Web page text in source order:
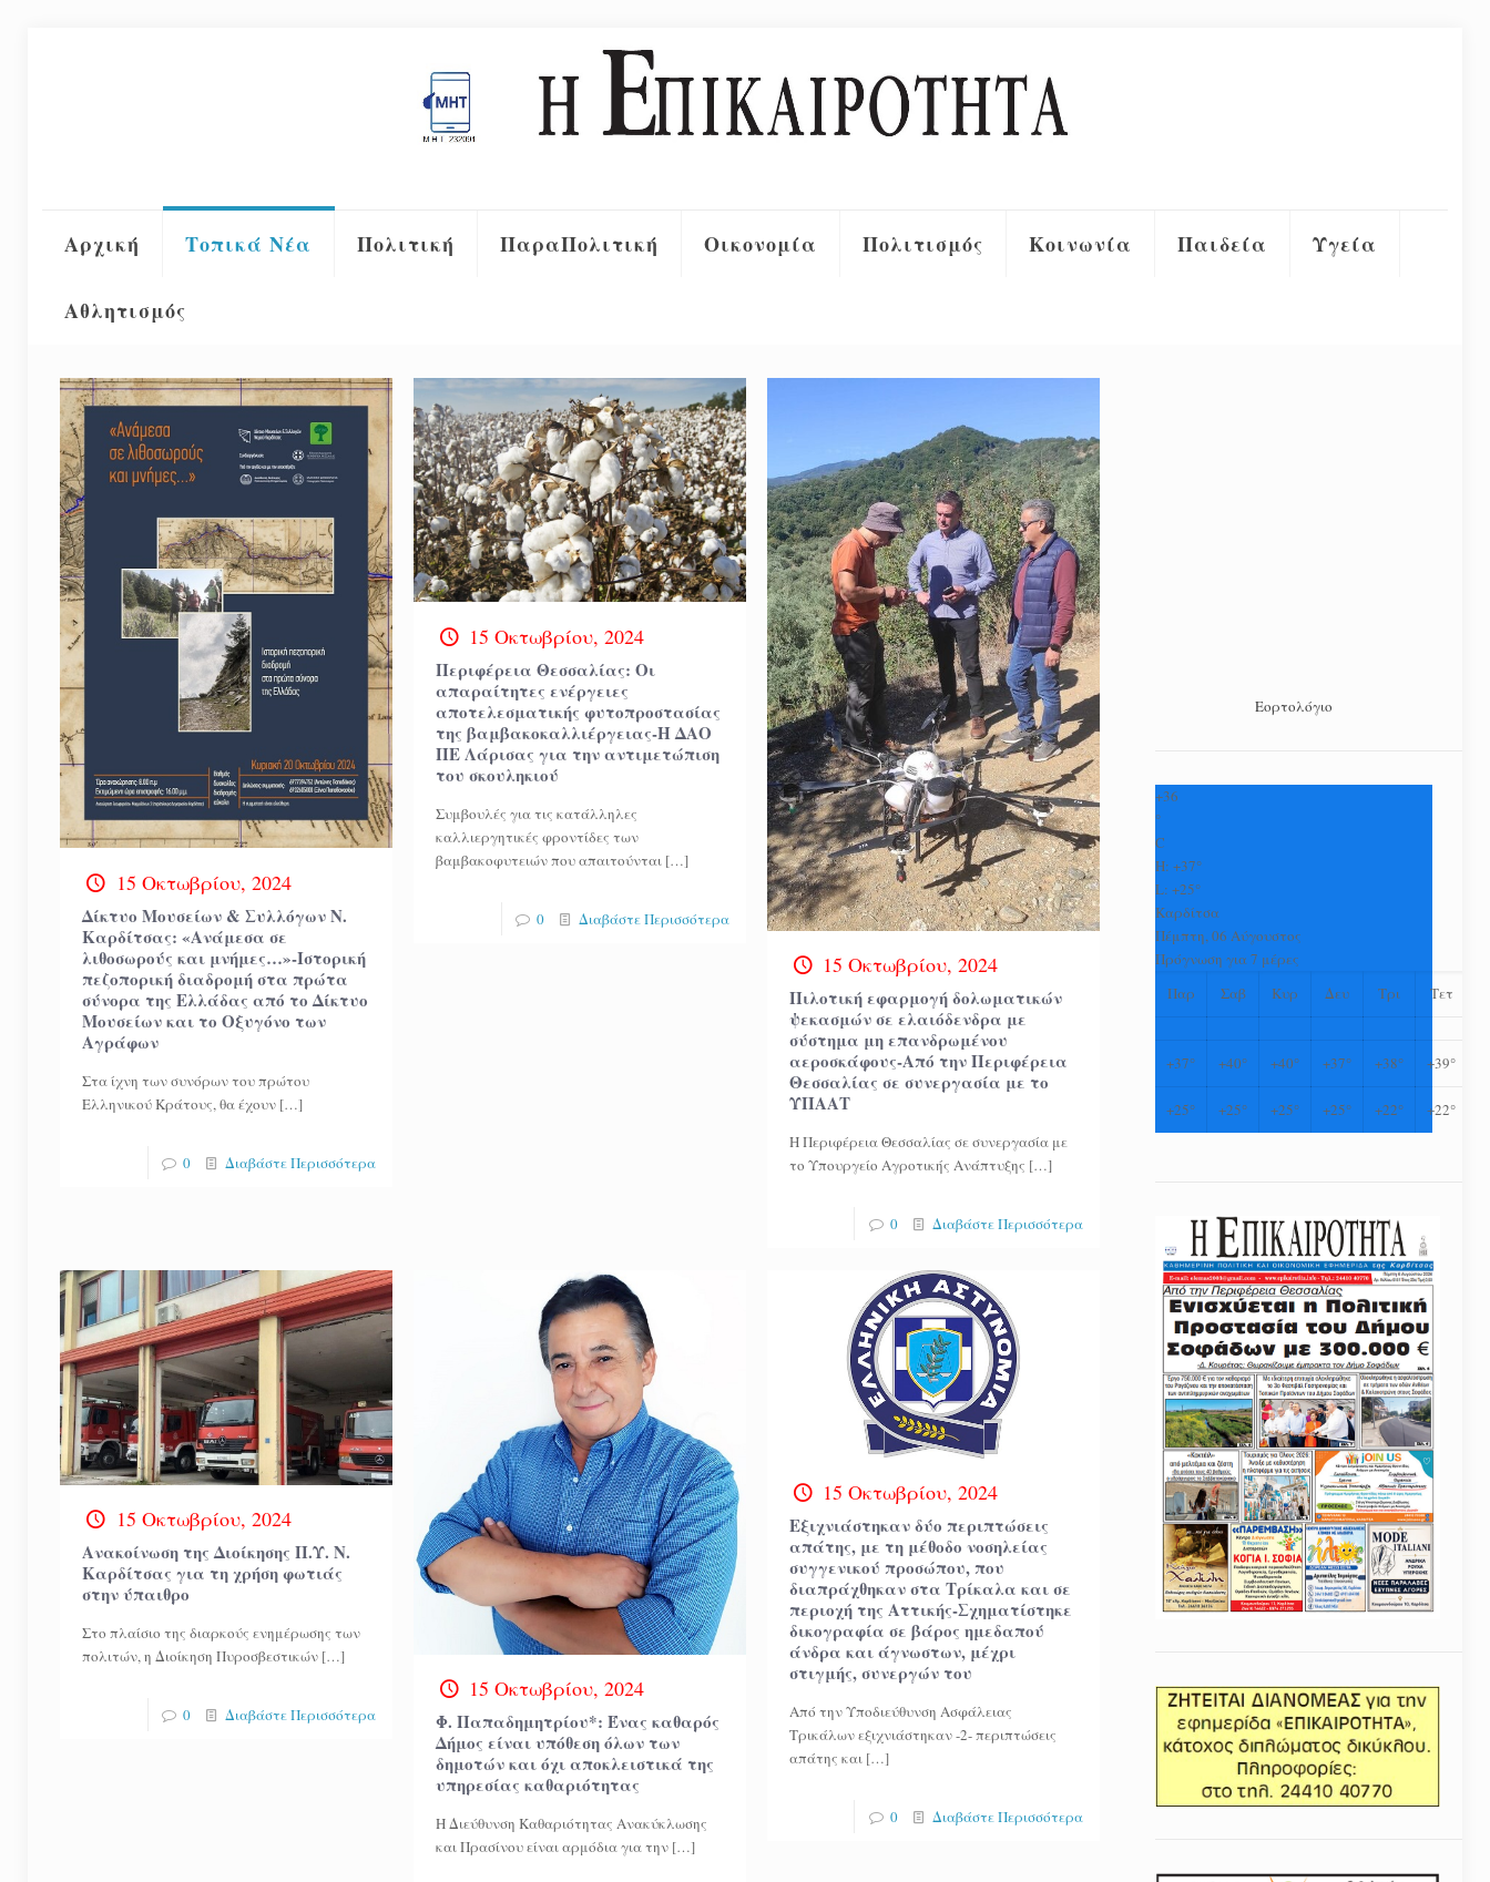
Αρχική Τοπικά Νέα Πολιτική ΠαραΠολιτική Οικονομία Πολιτισμός Κοινωνία Παιδεία Υγεία
Αθλητισμός
15 Οκτωβρίου, 2024
Δίκτυο Μουσείων & Συλλόγων Ν.
Καρδίτσας: «Ανάμεσα σε
λιθοσωρούς και μνήμες…»-Ιστορική
πεζοπορική διαδρομή στα πρώτα
σύνορα της Ελλάδας από το Δίκτυο
Μουσείων και το Οξυγόνο των
Αγράφων
Στα ίχνη των συνόρων του πρώτου
Ελληνικού Κράτους, θα έχουν […]
0 Διαβάστε Περισσότερα
15 Οκτωβρίου, 2024
Περιφέρεια Θεσσαλίας: Οι
απαραίτητες ενέργειες
αποτελεσματικής φυτοπροστασίας
της βαμβακοκαλλιέργειας-Η ΔΑΟ
ΠΕ Λάρισας για την αντιμετώπιση
του σκουληκιού
Συμβουλές για τις κατάλληλες
καλλιεργητικές φροντίδες των
βαμβακοφυτειών που απαιτούνται […]
0 Διαβάστε Περισσότερα
15 Οκτωβρίου, 2024
Πιλοτική εφαρμογή δολωματικών
ψεκασμών σε ελαιόδενδρα με
σύστημα μη επανδρωμένου
αεροσκάφους-Από την Περιφέρεια
Θεσσαλίας σε συνεργασία με το
ΥΠΑΑΤ
Η Περιφέρεια Θεσσαλίας σε συνεργασία με
το Υπουργείο Αγροτικής Ανάπτυξης […]
0 Διαβάστε Περισσότερα
15 Οκτωβρίου, 2024
Ανακοίνωση της Διοίκησης Π.Υ. Ν.
Καρδίτσας για τη χρήση φωτιάς
στην ύπαιθρο
Στο πλαίσιο της διαρκούς ενημέρωσης των
πολιτών, η Διοίκηση Πυροσβεστικών […]
0 Διαβάστε Περισσότερα
15 Οκτωβρίου, 2024
Φ. Παπαδημητρίου*: Ένας καθαρός
Δήμος είναι υπόθεση όλων των
δημοτών και όχι αποκλειστικά της
υπηρεσίας καθαριότητας
Η Διεύθυνση Καθαριότητας Ανακύκλωσης
και Πρασίνου είναι αρμόδια για την […]
15 Οκτωβρίου, 2024
Εξιχνιάστηκαν δύο περιπτώσεις
απάτης, με τη μέθοδο νοσηλείας
συγγενικού προσώπου, που
διαπράχθηκαν στα Τρίκαλα και σε
περιοχή της Αττικής-Σχηματίστηκε
δικογραφία σε βάρος ημεδαπού
άνδρα και άγνωστων, μέχρι
στιγμής, συνεργών του
Από την Υποδιεύθυνση Ασφάλειας
Τρικάλων εξιχνιάστηκαν -2- περιπτώσεις
απάτης και […]
0 Διαβάστε Περισσότερα
Εορτολόγιο
+36
°
C
H:+37°
L:+25°
Καρδίτσα
Πέμπτη, 06 Αύγουστος
Πρόγνωση για 7 μέρες
Παρ
Σαβ Κυρ Δευ Τρι Τετ
+37° +40° +40° +37° +38° +39°
+25° +25° +25° +25° +22° +22°